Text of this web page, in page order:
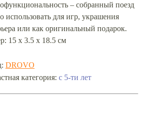
– собранный поезд
использовать для игр, украшения
или как оригинальный подарок.
15 х 3.5 х 18.5 см
DROVO
категория: с 5-ти лет